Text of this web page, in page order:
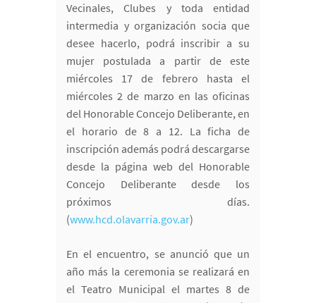
Vecinales, Clubes y toda entidad
intermedia y organización socia que
desee hacerlo, podrá inscribir a su
mujer postulada a partir de este
miércoles 17 de febrero hasta el
miércoles 2 de marzo en las oficinas
del Honorable Concejo Deliberante, en
el horario de 8 a 12. La ficha de
inscripción además podrá descargarse
desde la página web del Honorable
Concejo Deliberante desde los
próximos días.
(www.hcd.olavarria.gov.ar)
En el encuentro, se anunció que un
año más la ceremonia se realizará en
el Teatro Municipal el martes 8 de